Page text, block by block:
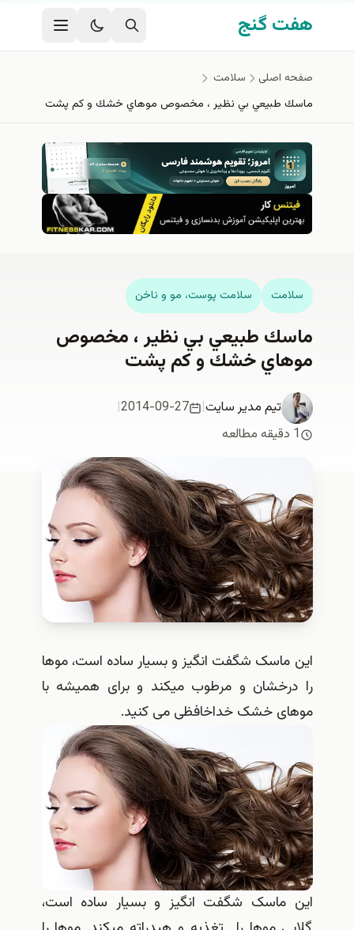
رفتن به محتوای اصلی
هفت گنج
صفحه اصلی
سلامت
ماسك طبيعي بي نظير ، مخصوص موهاي خشك و كم پشت
سلامت سلامت پوست، مو و ناخن
ماسك طبيعي بي نظير ، مخصوص
موهاي خشك و كم پشت
تیم مدیر سایت|
2014-09-27
|
1 دقیقه مطالعه
این ماسک شگفت انگیز و بسیار ساده است، موها
را درخشان و مرطوب میکند و برای همیشه با
موهای خشک خداخافظی می کنید.
این ماسک شگفت انگیز و بسیار ساده است،